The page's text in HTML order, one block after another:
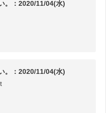
。：2020/11/04(水)
。：2020/11/04(水)